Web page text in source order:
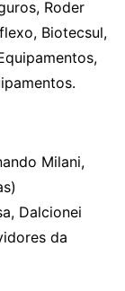
Roder
Biotecsul,
Milani,
Dalcionei
da